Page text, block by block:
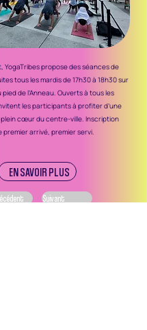
YogaTribes propose des séances de
tous les mardis de 17h30 à 18h30 sur
pied de l’Anneau. Ouverts à tous les
les participants à profiter d’une
cœur du centre-ville. Inscription
arrivé, premier servi.
EN SAVOIR PLUS
Suivant